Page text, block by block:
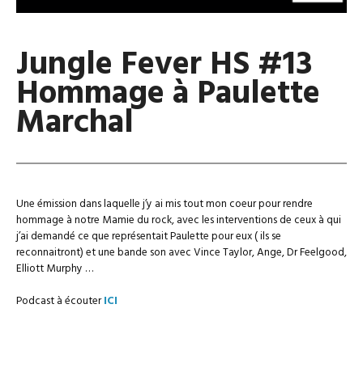
Jungle Fever HS #13
Hommage à Paulette
Marchal
Une émission dans laquelle j’y ai mis tout mon coeur pour rendre
hommage à notre Mamie du rock, avec les interventions de ceux à qui
j’ai demandé ce que représentait Paulette pour eux ( ils se
reconnaitront) et une bande son avec Vince Taylor, Ange, Dr Feelgood,
Elliott Murphy …
Podcast à écouterICI